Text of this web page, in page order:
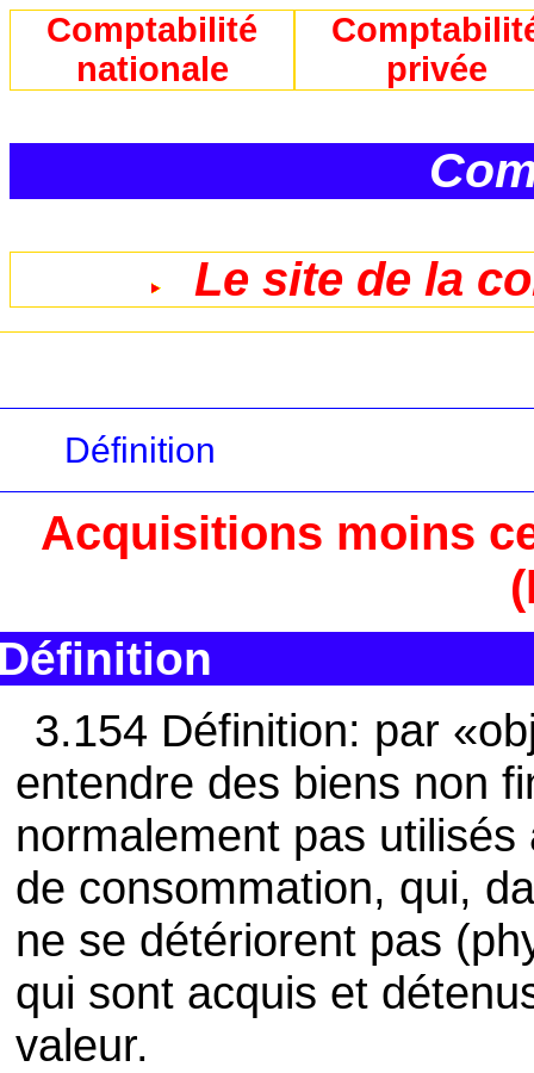
Comptabilité
nationale
privée
Le site de la
Définition
Acquisitions moins
3.154 Définition: par
entendre des biens non
normalement pas
de consommation, qui,
ne se détériorent pas
qui sont acquis et
valeur.